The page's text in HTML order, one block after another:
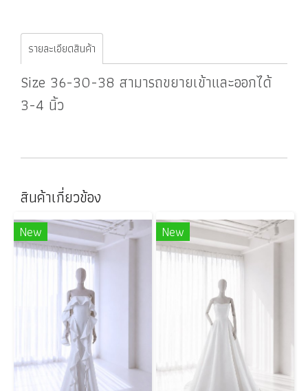
รายละเอียดสินค้า
Size 36-30-38 สามารถขยายเข้าและออกได้
3-4 นิ้ว
สินค้าเกี่ยวข้อง
New New